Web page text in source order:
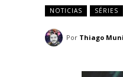
NOTICIAS SÉRIES
Por Thiago